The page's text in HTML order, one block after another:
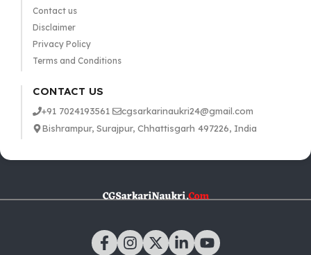
Contact us
Disclaimer
Privacy Policy
Terms and Conditions
CONTACT US
+91 7024193561
cgsarkarinaukri24@gmail.com
Bishrampur, Surajpur, Chhattisgarh 497226, India